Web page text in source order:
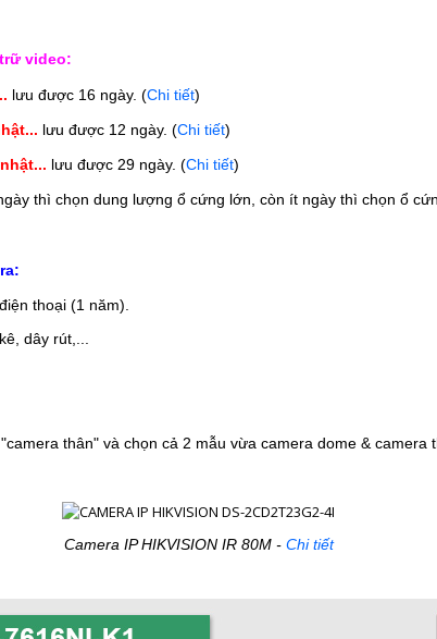
video:
lưu được 16 ngày. (Chi tiết)
lưu được 12 ngày. (Chi tiết)
lưu được 29 ngày. (Chi tiết)
thì chọn dung lượng ổ cứng lớn, còn ít ngày thì chọn ổ
thoại (1 năm).
dây rút,...
thân" và chọn cả 2 mẫu vừa camera dome & camera
Camera IP HIKVISION IR 80M - Chi tiết